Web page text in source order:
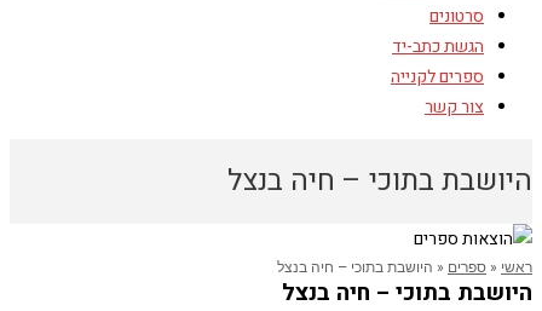
סרטונים
הגשת כתב-יד
ספרים לקנייה
צור קשר
היושבת בתוכי – חיה בנצל
ראשי « ספרים « היושבת בתוכי – חיה בנצל
היושבת בתוכי – חיה בנצל